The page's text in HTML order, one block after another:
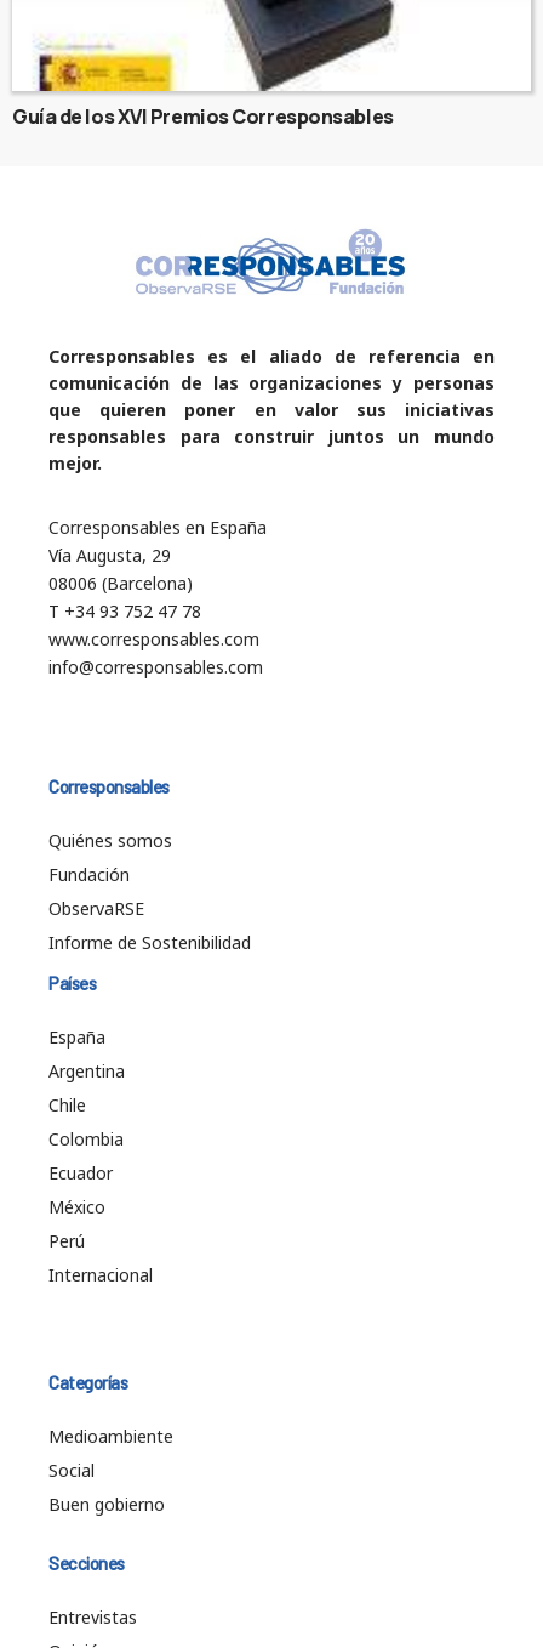
Guía de los XVI Premios Corresponsables
Corresponsables es el aliado de referencia en
comunicación de las organizaciones y personas
que quieren poner en valor sus iniciativas
responsables para construir juntos un mundo
mejor.
Corresponsables en España
Vía Augusta, 29
08006 (Barcelona)
T +34 93 752 47 78
www.corresponsables.com
info@corresponsables.com
Corresponsables
Quiénes somos
Fundación
ObservaRSE
Informe de Sostenibilidad
Países
España
Argentina
Chile
Colombia
Ecuador
México
Perú
Internacional
Categorías
Medioambiente
Social
Buen gobierno
Secciones
Entrevistas